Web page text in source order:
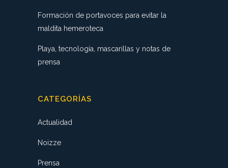
Formación de portavoces para evitar la
maldita hemeroteca
Playa, tecnología, mascarillas y notas de
prensa
CATEGORÍAS
Actualidad
Noizze
Prensa